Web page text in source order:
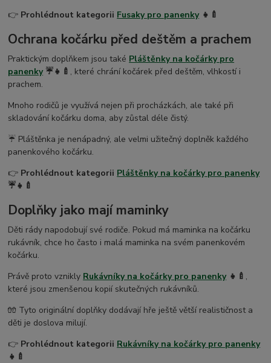
👉 Prohlédnout kategorii Fusaky pro panenky👧🍼
Ochrana kočárku před deštěm a prachem
Praktickým doplňkem jsou také Pláštěnky na kočárky pro
panenky☔👧🍼 , které chrání kočárek před deštěm, vlhkostí i
prachem.
Mnoho rodičů je využívá nejen při procházkách, ale také při
skladování kočárku doma, aby zůstal déle čistý.
☔ Pláštěnka je nenápadný, ale velmi užitečný doplněk každého
panenkového kočárku.
👉 Prohlédnout kategorii Pláštěnky na kočárky pro panenky
☔👧🍼
Doplňky jako mají maminky
Děti rády napodobují své rodiče. Pokud má maminka na kočárku
rukávník, chce ho často i malá maminka na svém panenkovém
kočárku.
Právě proto vznikly Rukávníky na kočárky pro panenky👧🍼 ,
které jsou zmenšenou kopií skutečných rukávníků.
🧤 Tyto originální doplňky dodávají hře ještě větší realističnost a
děti je doslova milují.
👉 Prohlédnout kategorii Rukávníky na kočárky pro panenky
👧🍼